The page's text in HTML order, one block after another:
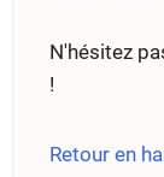
N'hésitez
!
Retour en